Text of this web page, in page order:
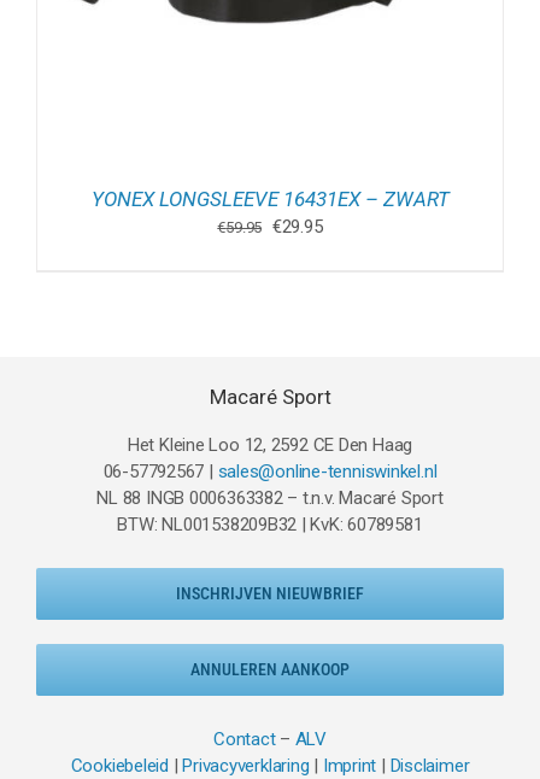
YONEX LONGSLEEVE 16431EX – ZWART
€59.95 Oorspronkelijke
€29.95Huidige
Macaré Sport
Het Kleine Loo 12, 2592 CE Den Haag
06-57792567 | sales@online-tenniswinkel.nl
NL 88 INGB 0006363382 – t.n.v. Macaré Sport
BTW: NL001538209B32 | KvK: 60789581
INSCHRIJVEN NIEUWBRIEF
ANNULEREN AANKOOP
Contact– ALV
Cookiebeleid |Privacyverklaring | Imprint | Disclaimer